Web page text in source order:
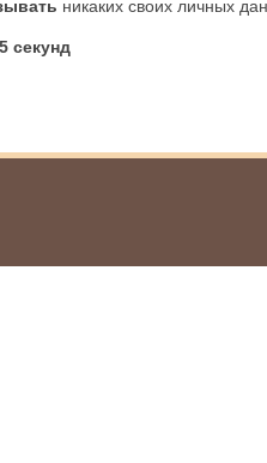
никаких своих личных
5 секунд